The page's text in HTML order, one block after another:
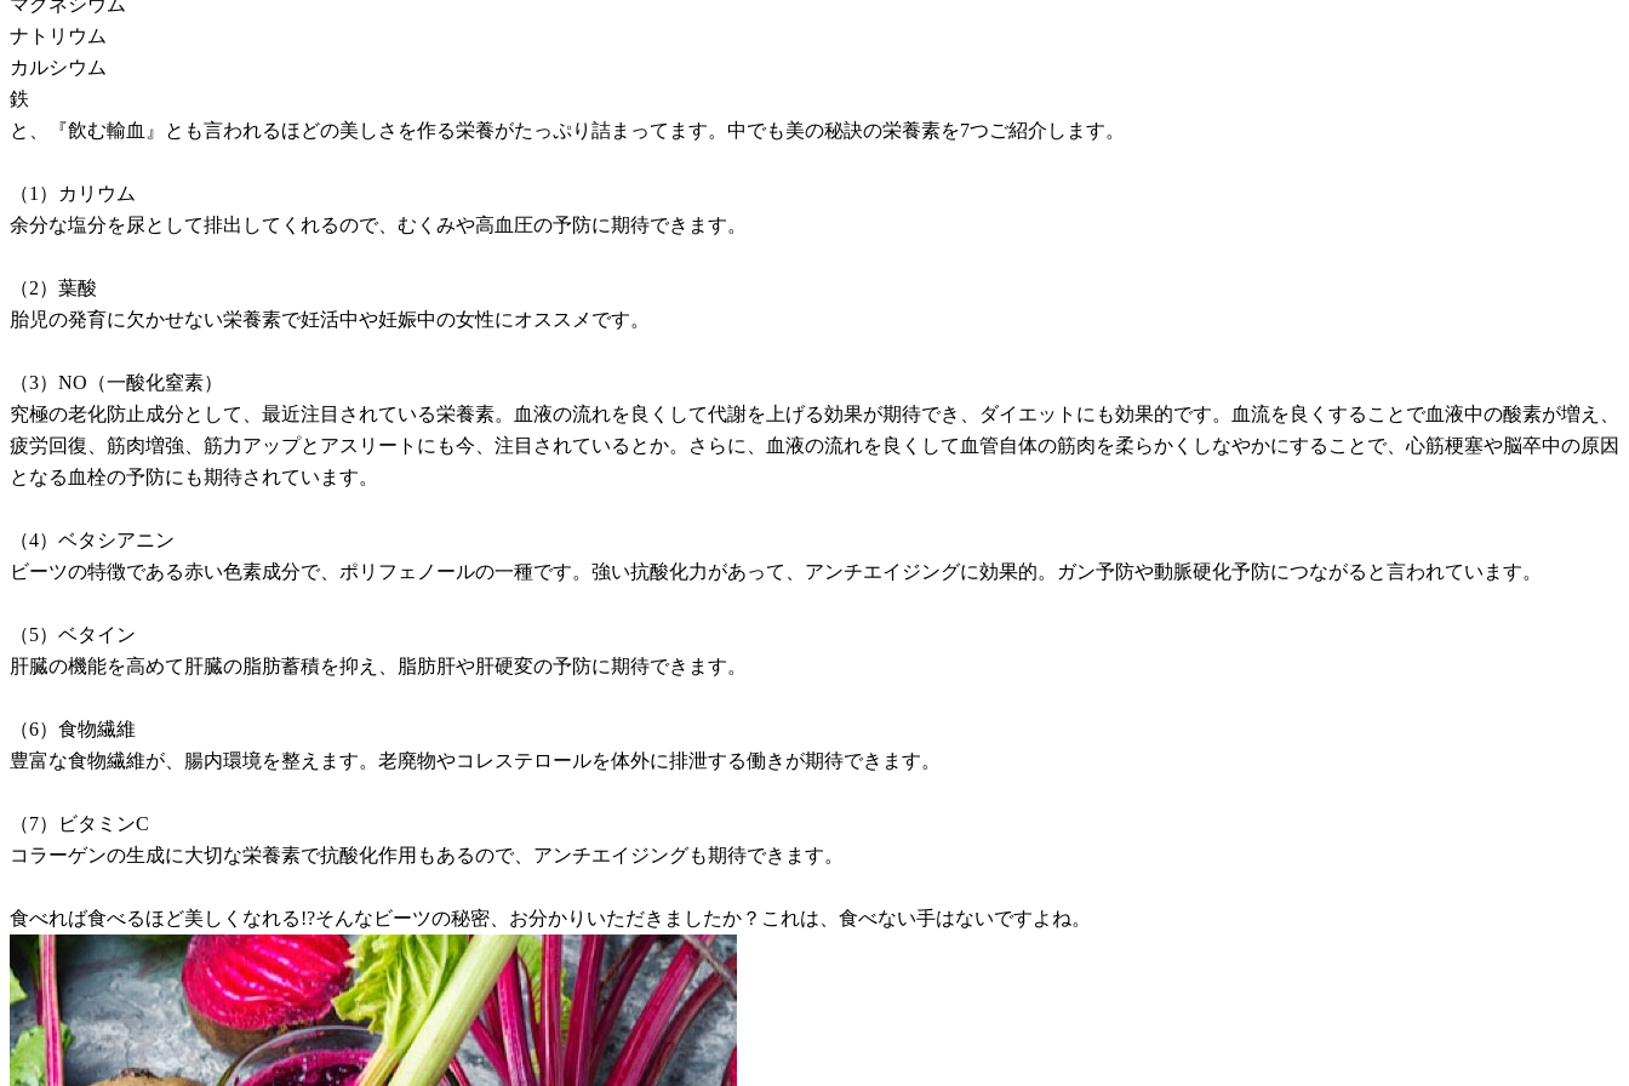
ナトリウム
カルシウム
鉄
と、『飲む輸血』とも言われるほどの美しさを作る栄養がたっぷり詰まってます。中でも美の秘訣の栄養素を7つご紹介します。
（1）カリウム
余分な塩分を尿として排出してくれるので、むくみや高血圧の予防に期待できます。
（2）葉酸
胎児の発育に欠かせない栄養素で妊活中や妊娠中の女性にオススメです。
（3）NO（一酸化窒素）
究極の老化防止成分として、最近注目されている栄養素。血液の流れを良くして代謝を上げる効果が期待でき、ダイエットにも効果的です。血流を良くすることで血液中の酸素が増え、
疲労回復、筋肉増強、筋力アップとアスリートにも今、注目されているとか。さらに、血液の流れを良くして血管自体の筋肉を柔らかくしなやかにすることで、心筋梗塞や脳卒中の原因
となる血栓の予防にも期待されています。
（4）ベタシアニン
ビーツの特徴である赤い色素成分で、ポリフェノールの一種です。強い抗酸化力があって、アンチエイジングに効果的。ガン予防や動脈硬化予防につながると言われています。
（5）ベタイン
肝臓の機能を高めて肝臓の脂肪蓄積を抑え、脂肪肝や肝硬変の予防に期待できます。
（6）食物繊維
豊富な食物繊維が、腸内環境を整えます。老廃物やコレステロールを体外に排泄する働きが期待できます。
（7）ビタミンC
コラーゲンの生成に大切な栄養素で抗酸化作用もあるので、アンチエイジングも期待できます。
食べれば食べるほど美しくなれる!?そんなビーツの秘密、お分かりいただきましたか？これは、食べない手はないですよね。